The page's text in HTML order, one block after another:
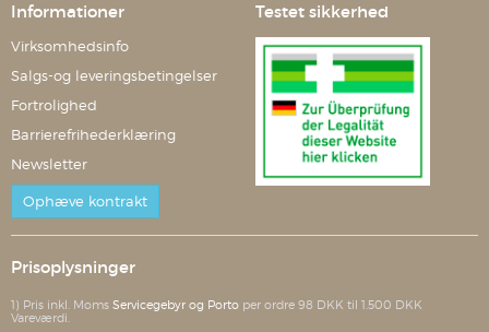
Informationer
Virksomhedsinfo
Salgs-og leveringsbetingelser
Fortrolighed
Barrierefrihederklæring
Newsletter
Ophæve kontrakt
Testet sikkerhed
Prisoplysninger
1) Pris inkl. Moms Servicegebyr og Porto per ordre 98 DKK til 1.500 DKK
Vareværdi.